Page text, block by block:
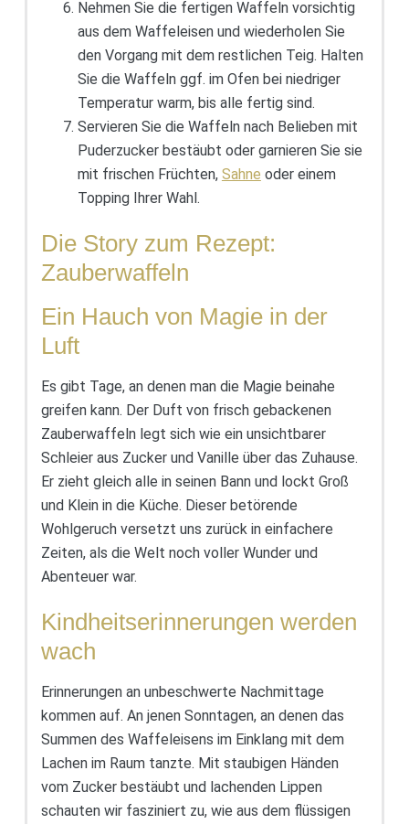
Nehmen Sie die fertigen Waffeln vorsichtig
aus dem Waffeleisen und wiederholen Sie
den Vorgang mit dem restlichen Teig. Halten
Sie die Waffeln ggf. im Ofen bei niedriger
Temperatur warm, bis alle fertig sind.
Servieren Sie die Waffeln nach Belieben mit
Puderzucker bestäubt oder garnieren Sie sie
mit frischen Früchten, Sahne oder einem
Topping Ihrer Wahl.
Die Story zum Rezept:
Zauberwaffeln
Ein Hauch von Magie in der
Luft
Es gibt Tage, an denen man die Magie beinahe
greifen kann. Der Duft von frisch gebackenen
Zauberwaffeln legt sich wie ein unsichtbarer
Schleier aus Zucker und Vanille über das Zuhause.
Er zieht gleich alle in seinen Bann und lockt Groß
und Klein in die Küche. Dieser betörende
Wohlgeruch versetzt uns zurück in einfachere
Zeiten, als die Welt noch voller Wunder und
Abenteuer war.
Kindheitserinnerungen werden
wach
Erinnerungen an unbeschwerte Nachmittage
kommen auf. An jenen Sonntagen, an denen das
Summen des Waffeleisens im Einklang mit dem
Lachen im Raum tanzte. Mit staubigen Händen
vom Zucker bestäubt und lachenden Lippen
schauten wir fasziniert zu, wie aus dem flüssigen